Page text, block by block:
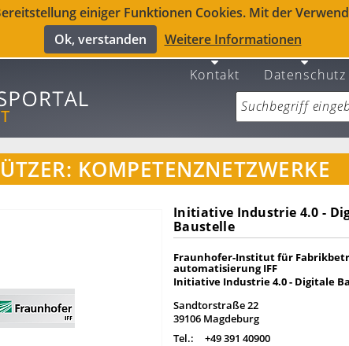
einiger Funktionen Cookies. Mit der
Ok, verstanden
Weitere Informationen
Kontakt Datenschutz
KOMPETENZNETZWERKE
Initiative Industrie 4.0 -
Baustelle
Fraunhofer-Institut für
automatisierung IFF
Initiative Industrie 4.0 - Digitale
Sandtorstraße 22
39106 Magdeburg
Tel.:
+49 391 40900